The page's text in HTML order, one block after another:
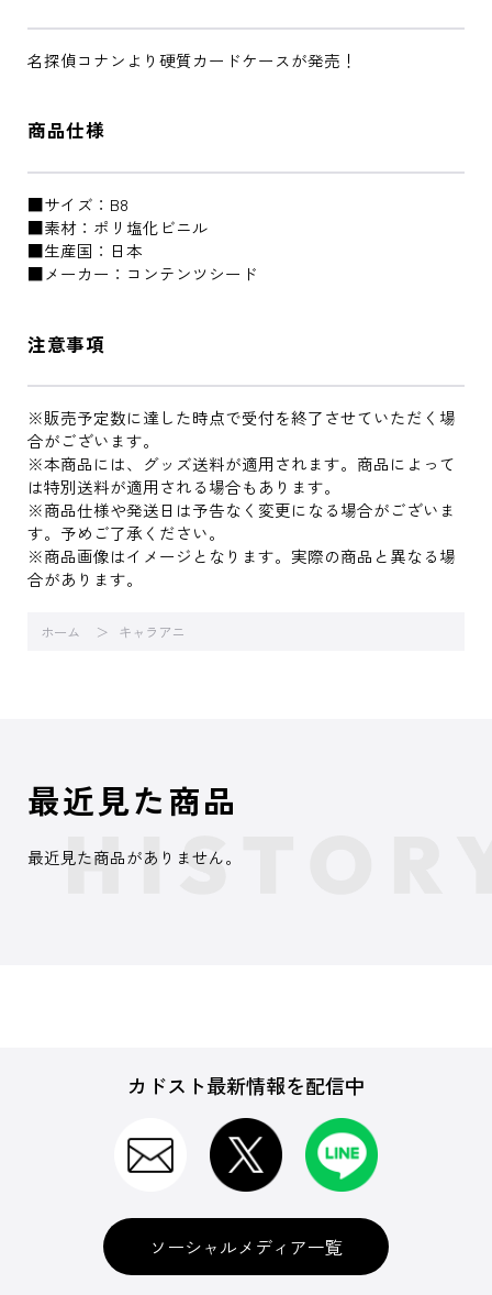
名探偵コナンより硬質カードケースが発売！
商品仕様
■サイズ：B8
■素材：ポリ塩化ビニル
■生産国：日本
■メーカー：コンテンツシード
注意事項
※販売予定数に達した時点で受付を終了させていただく場
合がございます。
※本商品には、グッズ送料が適用されます。商品によって
は特別送料が適用される場合もあります。
※商品仕様や発送日は予告なく変更になる場合がございま
す。予めご了承ください。
※商品画像はイメージとなります。実際の商品と異なる場
合があります。
ホーム キャラアニ
最近見た商品
最近見た商品がありません。
カドスト最新情報を配信中
ソーシャルメディア一覧